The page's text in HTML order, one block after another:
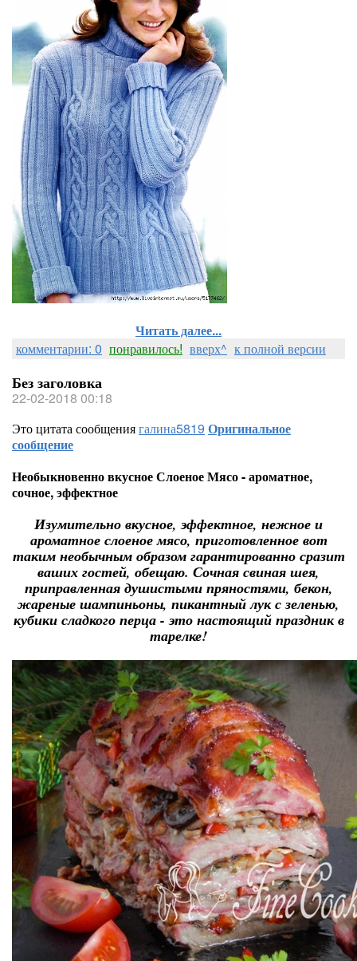
Читать далее...
комментарии: 0 понравилось! вверх^ к полной версии
Без заголовка
22-02-2018 00:18
Это цитата сообщениягалина5819 Оригинальное
сообщение
Необыкновенно вкусное Слоеное Мясо - ароматное,
сочное, эффектное
Изумительно вкусное, эффектное, нежное и
ароматное слоеное мясо, приготовленное вот
таким необычным образом гарантированно сразит
ваших гостей, обещаю. Сочная свиная шея,
приправленная душистыми пряностями, бекон,
жареные шампиньоны, пикантный лук с зеленью,
кубики сладкого перца - это настоящий праздник в
тарелке!